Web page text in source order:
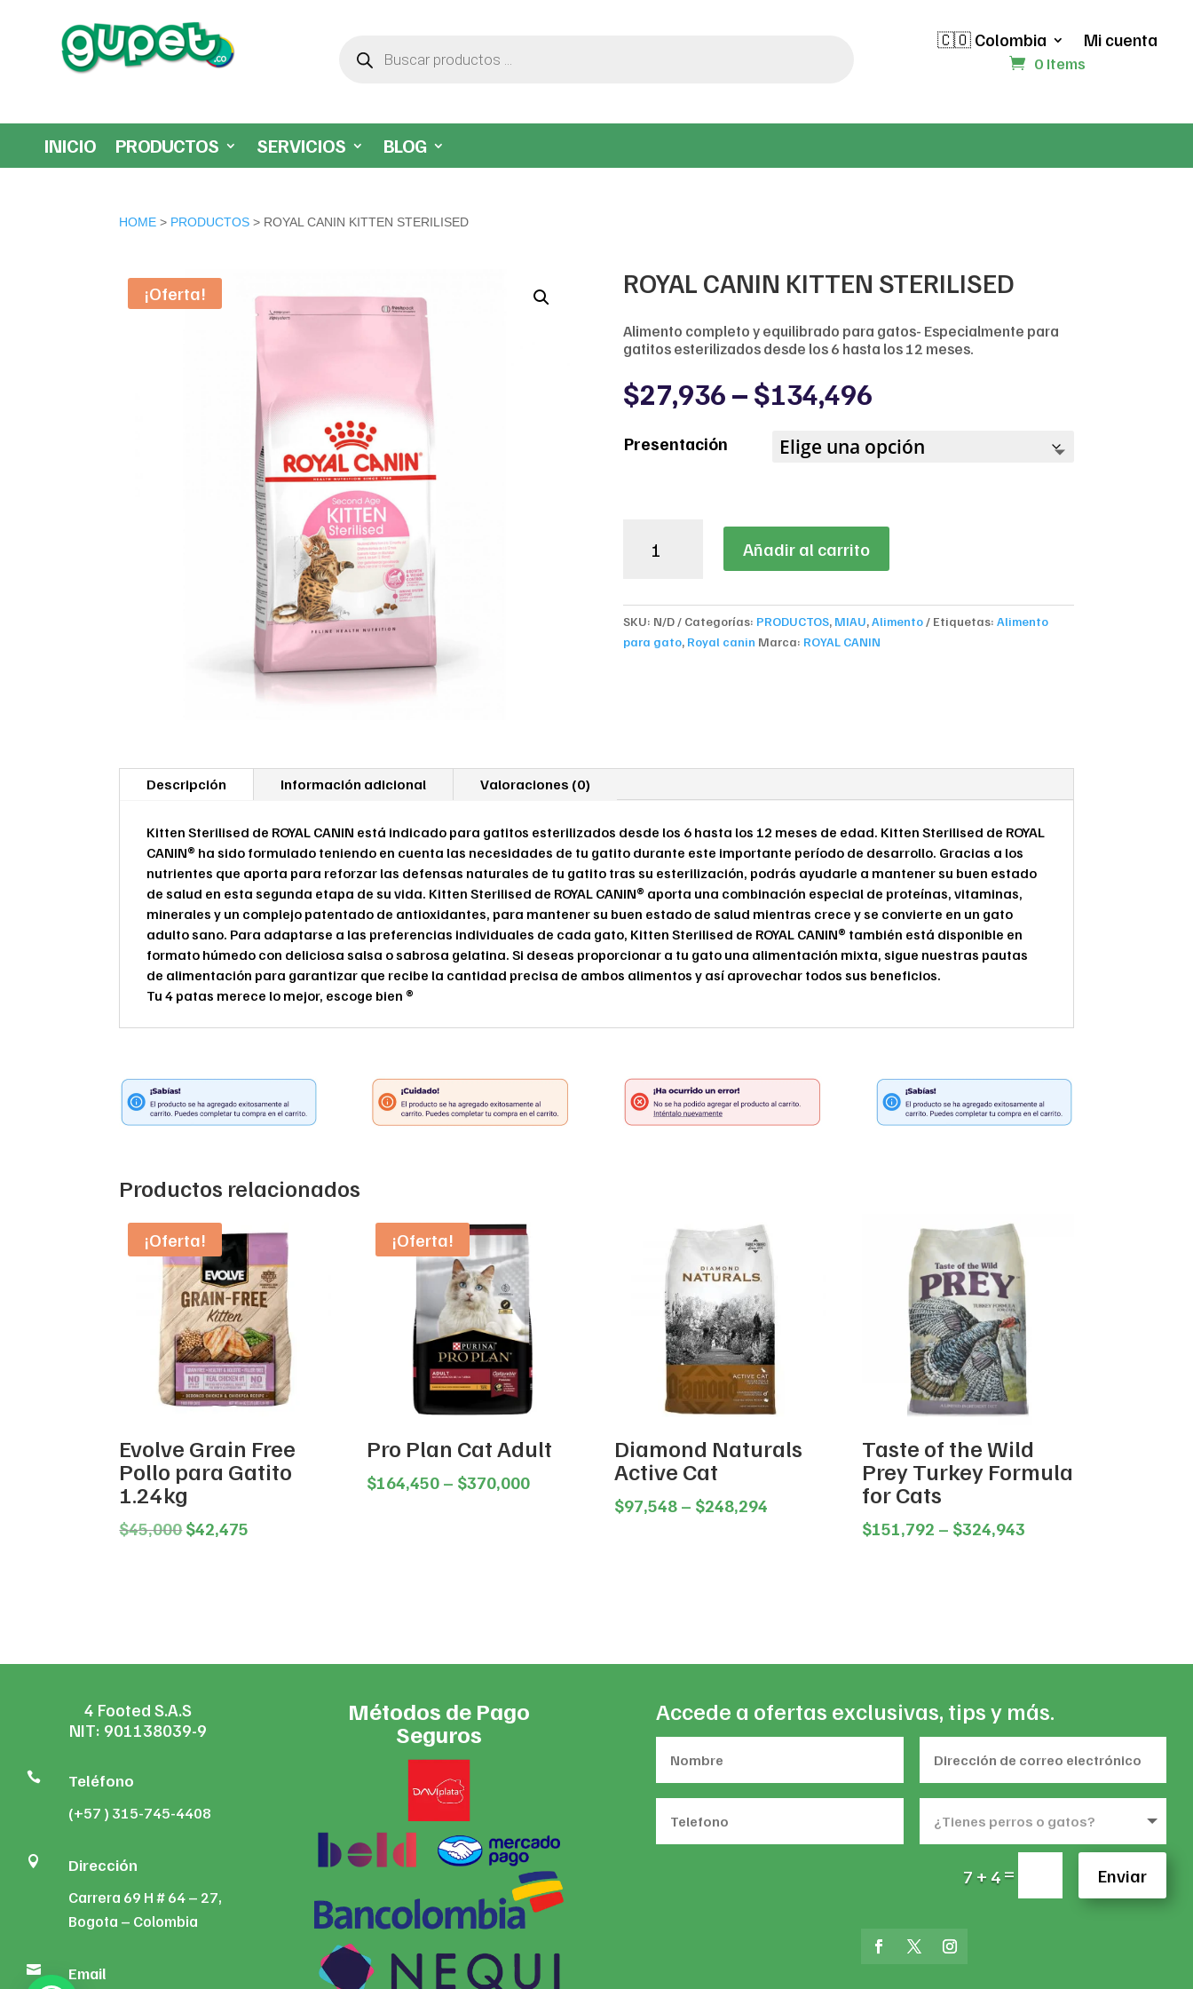
productos
🇨🇴 Colombia Mi cuenta
0 Items
INICIO PRODUCTOS SERVICIOS BLOG
HOME > PRODUCTOS > ROYAL CANIN KITTEN STERILISED
¡Oferta! ROYAL CANIN KITTEN STERILISED
Alimento completo y equilibrado para gatos- Especialmente para
gatitos esterilizados desde los 6 hasta los 12 meses.
$27,936 – $134,496Price
range:
$27,936
through
Presentación
CANIN
cantidad
Añadir al carrito
SKU: N/D Categorías: PRODUCTOS, MIAU,Alimento Etiquetas: Alimento
para gato, Royal canin Marca: ROYAL CANIN
Descripción Información adicional Valoraciones (0)
Kitten Sterilised de ROYAL CANIN está indicado para gatitos esterilizados desde los 6 hasta los 12 meses de edad. Kitten Sterilised de ROYAL
CANIN® ha sido formulado teniendo en cuenta las necesidades de tu gatito durante este importante período de desarrollo. Gracias a los
nutrientes que aporta para reforzar las defensas naturales de tu gatito tras su esterilización, podrás ayudarle a mantener su buen estado
de salud en esta segunda etapa de su vida. Kitten Sterilised de ROYAL CANIN® aporta una combinación especial de proteínas, vitaminas,
minerales y un complejo patentado de antioxidantes, para mantener su buen estado de salud mientras crece y se convierte en un gato
adulto sano. Para adaptarse a las preferencias individuales de cada gato, Kitten Sterilised de ROYAL CANIN® también está disponible en
formato húmedo con deliciosa salsa o sabrosa gelatina. Si deseas proporcionar a tu gato una alimentación mixta, sigue nuestras pautas
de alimentación para garantizar que recibe la cantidad precisa de ambos alimentos y así aprovechar todos sus beneficios.
Tu 4 patas merece lo mejor, escoge bien ®
Productos relacionados
¡Oferta!
Evolve Grain Free
Pollo para Gatito
1.24kg
$45,000Original
$42,475
¡Oferta!
Pro Plan Cat Adult
$164,450 – $370,000Price
Diamond Naturals
Active Cat
$97,548 – $248,294
Taste of the Wild
Prey Turkey Formula
for Cats
$151,792 – $324,943
4 Footed S.A.S
NIT: 901138039-9
 Teléfono
(+57 ) 315-745-4408
 Dirección
Carrera 69 H # 64 – 27,
Bogota – Colombia
 Email
Métodos de Pago
Seguros
Accede a ofertas exclusivas, tips y más.
7 + 4= Enviar